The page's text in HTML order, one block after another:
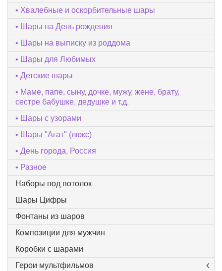
Хвалебные и оскорбительные шары
Шары на День рождения
Шары на выписку из роддома
Шары для Любимых
Детские шары
Маме, папе, сыну, дочке, мужу, жене, брату,
сестре бабушке, дедушке и т.д.
Шары с узорами
Шары "Агат" (люкс)
День города, Россия
Разное
Наборы под потолок
Шары Цифры
Фонтаны из шаров
Композиции для мужчин
Коробки с шарами
Герои мультфильмов